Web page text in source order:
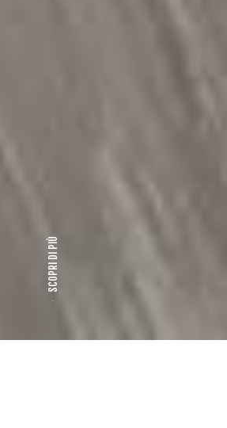
SCOPRI DI PIÙ